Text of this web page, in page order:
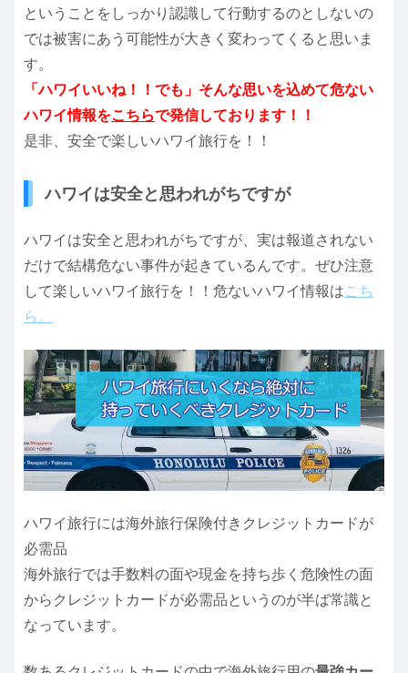
ということをしっかり認識して行動するのとしないの
では被害にあう可能性が大きく変わってくると思いま
す。
「ハワイいいね！！でも」そんな思いを込めて危ない
ハワイ情報をこちらで発信しております！！
是非、安全で楽しいハワイ旅行を！！
ハワイは安全と思われがちですが
ハワイは安全と思われがちですが、実は報道されない
だけで結構危ない事件が起きているんです。ぜひ注意
して楽しいハワイ旅行を！！危ないハワイ情報はこち
ら。
ハワイ旅行には海外旅行保険付きクレジットカードが
必需品
海外旅行では手数料の面や現金を持ち歩く危険性の面
からクレジットカードが必需品というのが半ば常識と
なっています。